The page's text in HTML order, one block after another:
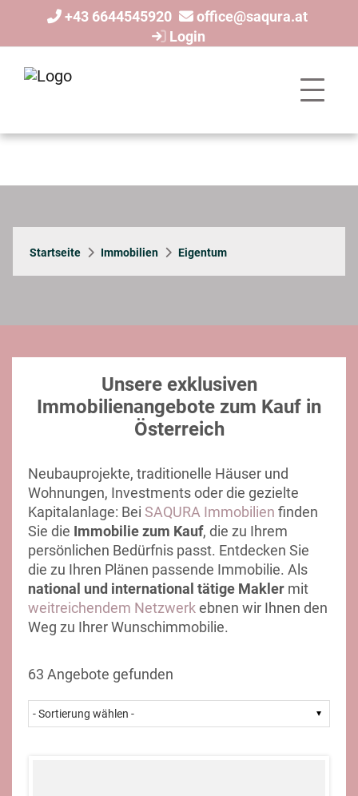
+43 6644545920
office@saqura.at
Login
Startseite Immobilien Eigentum
Unsere exklusiven
Immobilienangebote zum Kauf in
Österreich
Neubauprojekte, traditionelle Häuser und
Wohnungen, Investments oder die gezielte
Kapitalanlage: Bei SAQURA Immobilien finden
Sie die Immobilie zum Kauf, die zu Ihrem
persönlichen Bedürfnis passt. Entdecken Sie
die zu Ihren Plänen passende Immobilie. Als
national und international tätige Makler mit
weitreichendem Netzwerkebnen wir Ihnen den
Weg zu Ihrer Wunschimmobilie.
63 Angebote gefunden